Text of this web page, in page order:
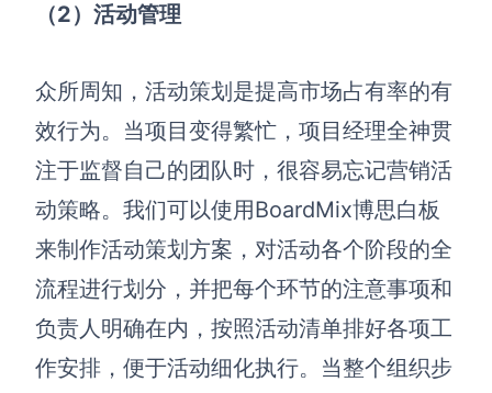
（2）活动管理
众所周知，活动策划是提高市场占有率的有
效行为。 当项目变得繁忙，项目经理全神贯
注于监督自己的团队时，很容易忘记营销活
动策略。我们可以使用BoardMix博思白板
来制作活动策划方案，对活动各个阶段的全
流程进行划分，并把每个环节的注意事项和
负责人明确在内，按照活动清单排好各项工
作安排，便于活动细化执行。当整个组织步